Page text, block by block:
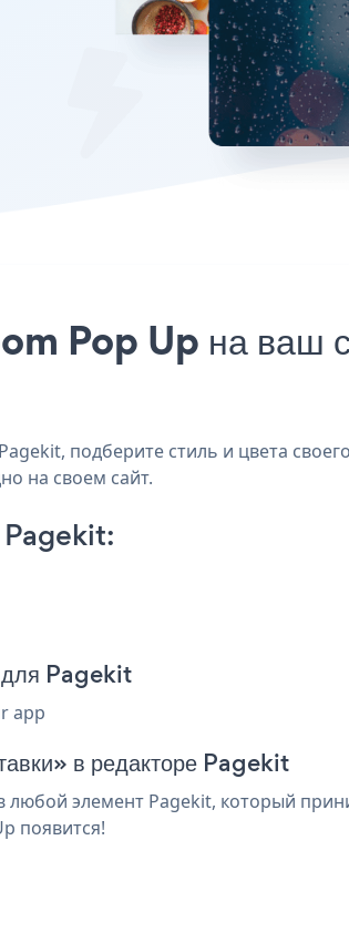
Pop Up на ваш
подберите стиль и цвета
на своем сайт.
для Pagekit
app
в редакторе Pagekit
элемент Pagekit, который
появится!